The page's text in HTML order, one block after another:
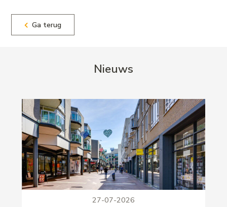
Ga terug
Nieuws
27-07-2026